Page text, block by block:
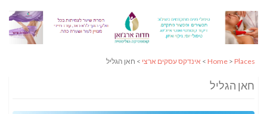
Home > Places
> אינדקס עסקים ארצי > חאן הגליל
חאן הגליל